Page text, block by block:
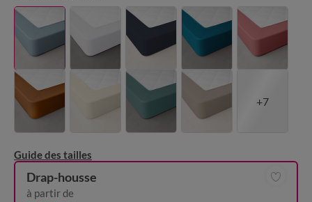
+7
Guide des tailles
Drap-housse
à partir de